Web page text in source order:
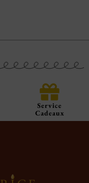
Service
Cadeaux